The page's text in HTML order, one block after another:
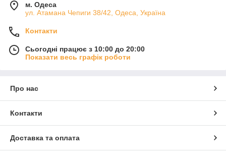
м. Одеса
ул. Атамана Чепиги 38/42, Одеса, Україна
Контакти
Сьогодні працює з 10:00 до 20:00
Показати весь графік роботи
Про нас
Контакти
Доставка та оплата